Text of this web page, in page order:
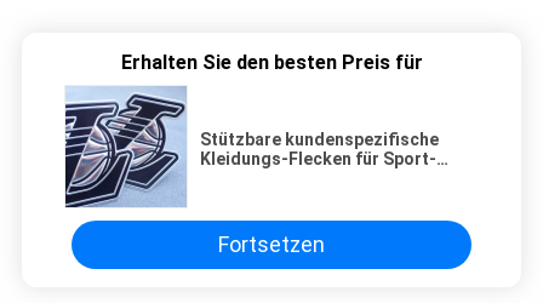
Erhalten Sie den besten Preis für
Stützbare kundenspezifische
Kleidungs-Flecken für Sport-
Fortsetzen